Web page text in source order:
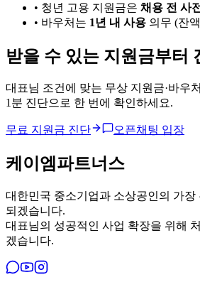
• 청년 고용 지원금은 채용 전 사
• 바우처는 1년 내 사용 의무 (잔
받을 수 있는 지원금부터
대표님 조건에 맞는 무상 지원금·바우
1분 진단으로 한 번에 확인하세요.
무료 지원금 진단 오픈채팅 입장
케이엠파트너스
대한민국 중소기업과 소상공인의 가장
되겠습니다.
대표님의 성공적인 사업 확장을 위해
겠습니다.